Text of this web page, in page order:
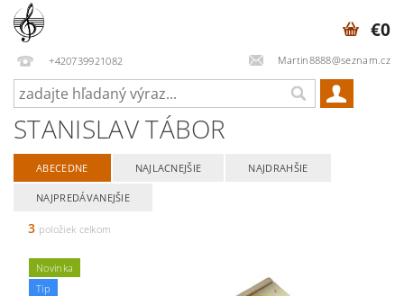
+420739921082 Martin8888@seznam.cz
€0
STANISLAV TÁBOR
ABECEDNE NAJLACNEJŠIE NAJDRAHŠIE
NAJPREDÁVANEJŠIE
3 položiek celkom
Novinka
Tip